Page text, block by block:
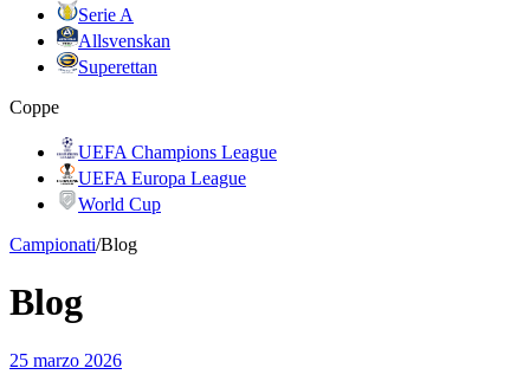
Serie A
Allsvenskan
Superettan
Coppe
UEFA Champions League
UEFA Europa League
World Cup
Campionati/Blog
Blog
25 marzo 2026